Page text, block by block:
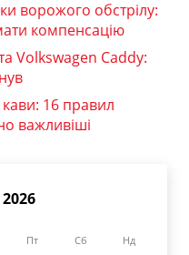
ворожого обстрілу:
компенсацію
Volkswagen Caddy:
16 правил
важливіші
Пт Сб Нд